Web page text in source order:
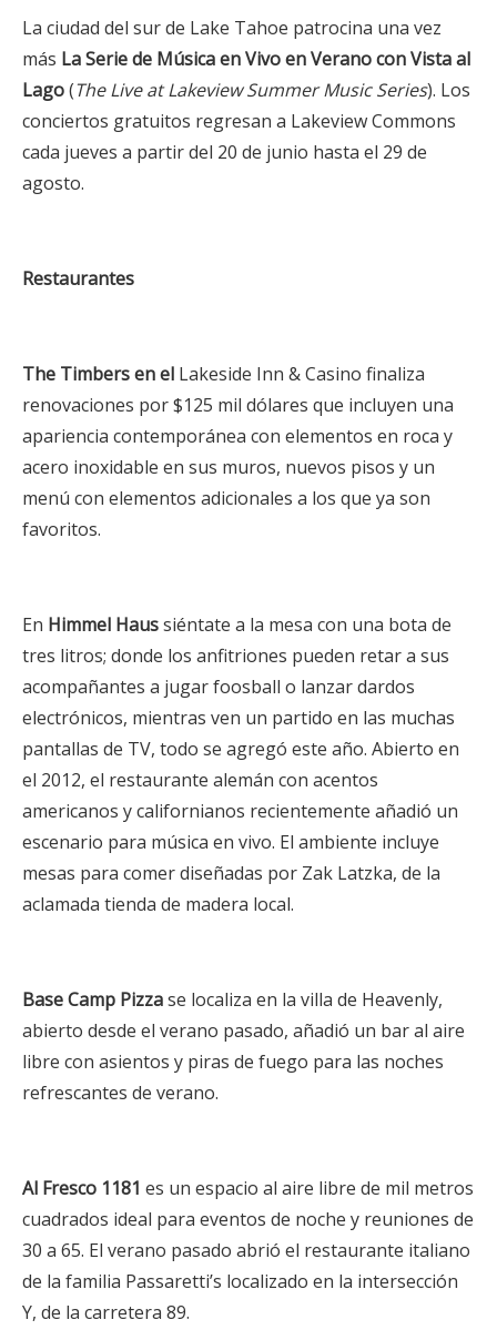
La ciudad del sur de Lake Tahoe patrocina una vez
más La Serie de Música en Vivo en Veranocon Vista al
Lago(The Live at Lakeview Summer Music Series). Los
conciertos gratuitos regresan a Lakeview Commons
cada jueves a partir del 20 de junio hasta el 29 de
agosto.
Restaurantes
The Timbersen el Lakeside Inn & Casino finaliza
renovaciones por $125 mil dólares que incluyen una
apariencia contemporánea con elementos en roca y
acero inoxidable en sus muros, nuevos pisos y un
menú con elementos adicionales a los que ya son
favoritos.
En Himmel Haussiéntate a la mesa con una bota de
tres litros; donde los anfitriones pueden retar a sus
acompañantes a jugar foosball o lanzar dardos
electrónicos, mientras ven un partido en las muchas
pantallas de TV, todo se agregó este año. Abierto en
el 2012, el restaurante alemán con acentos
americanos y californianos recientemente añadió un
escenario para música en vivo. El ambiente incluye
mesas para comer diseñadas por Zak Latzka, de la
aclamada tienda de madera local.
Base Camp Pizzase localiza en la villa de Heavenly,
abierto desde el verano pasado, añadió un bar al aire
libre con asientos y piras de fuego para las noches
refrescantes de verano.
Al Fresco 1181 es un espacio al aire libre de mil metros
cuadrados ideal para eventos de noche y reuniones de
30 a 65. El verano pasado abrió el restaurante italiano
de la familia Passaretti’s localizado en la intersección
Y, de la carretera 89.